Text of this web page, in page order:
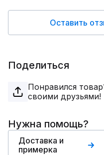
Оставить
Поделиться
Понравился
своими друзьями!
Нужна помощь?
Доставка и
примерка